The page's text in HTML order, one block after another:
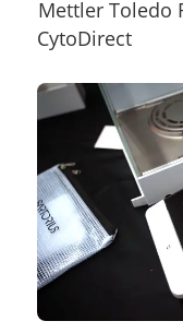
Mettler Toledo
CytoDirect